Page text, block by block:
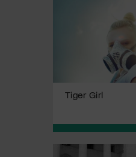
Tiger Girl